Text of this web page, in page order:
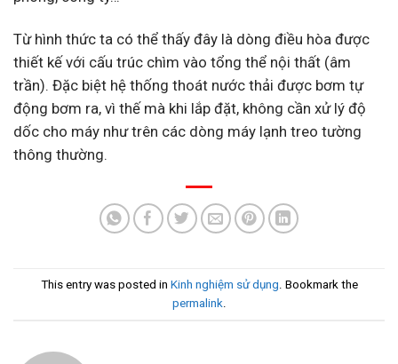
Từ hình thức ta có thể thấy đây là dòng điều hòa được
thiết kế với cấu trúc chìm vào tổng thể nội thất (âm
trần). Đặc biệt hệ thống thoát nước thải được bơm tự
động bơm ra, vì thế mà khi lắp đặt, không cần xử lý độ
dốc cho máy như trên các dòng máy lạnh treo tường
thông thường.
This entry was posted in Kinh nghiệm sử dụng. Bookmark the
permalink.